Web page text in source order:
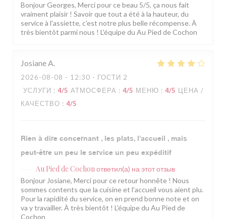
Bonjour Georges, Merci pour ce beau 5/5, ça nous fait
vraiment plaisir ! Savoir que tout a été à la hauteur, du
service à l'assiette, c'est notre plus belle récompense. À
très bientôt parmi nous ! L'équipe du Au Pied de Cochon
JosianeA
2026-08-08 - 12:30 - ГОСТИ 2
УСЛУГИ : 4/5 АТМОСФЕРА : 4/5 МЕНЮ : 4/5 ЦЕНА /
КАЧЕСТВО : 4/5
Rien à dire concernant , les plats, l'accueil , mais
peut-être un peu le service un peu expéditif
Au Pied de Cochonответил(а) на этот отзыв
Bonjour Josiane, Merci pour ce retour honnête ! Nous
sommes contents que la cuisine et l'accueil vous aient plu.
Pour la rapidité du service, on en prend bonne note et on
va y travailler. À très bientôt ! L'équipe du Au Pied de
Cochon